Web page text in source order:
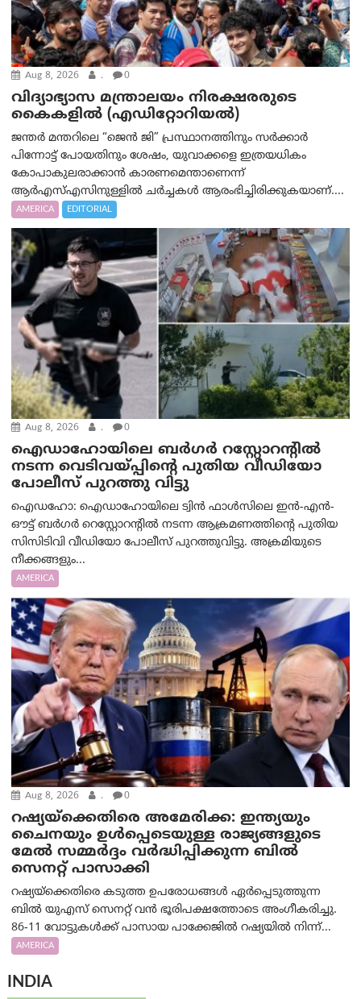
Aug 8, 2026 . 0
വിദ്യാഭ്യാസ മന്ത്രാലയം നിരക്ഷരരുടെ
കൈകളിൽ (എഡിറ്റോറിയല്‍)
ജന്തർ മന്തറിലെ “ജെൻ ജി” പ്രസ്ഥാനത്തിനും സർക്കാർ
പിന്നോട്ട് പോയതിനും ശേഷം, യുവാക്കളെ ഇത്രയധികം
കോപാകുലരാക്കാൻ കാരണമെന്താണെന്ന്
ആർ‌എസ്‌എസിനുള്ളിൽ ചർച്ചകൾ ആരംഭിച്ചിരിക്കുകയാണ്....
AMERICA EDITORIAL
Aug 8, 2026 . 0
ഐഡാഹോയിലെ ബർഗർ റസ്റ്റോറന്റിൽ
നടന്ന വെടിവയ്പ്പിന്റെ പുതിയ വീഡിയോ
പോലീസ് പുറത്തു വിട്ടു
ഐഡഹോ: ഐഡാഹോയിലെ ട്വിൻ ഫാൾസിലെ ഇൻ-എൻ-
ഔട്ട് ബർഗർ റെസ്റ്റോറന്റിൽ നടന്ന ആക്രമണത്തിന്റെ പുതിയ
സിസിടിവി വീഡിയോ പോലീസ് പുറത്തുവിട്ടു. അക്രമിയുടെ
നീക്കങ്ങളും...
AMERICA
Aug 8, 2026 . 0
റഷ്യയ്‌ക്കെതിരെ അമേരിക്ക: ഇന്ത്യയും
ചൈനയും ഉൾപ്പെടെയുള്ള രാജ്യങ്ങളുടെ
മേൽ സമ്മർദ്ദം വർദ്ധിപ്പിക്കുന്ന ബിൽ
സെനറ്റ് പാസാക്കി
റഷ്യയ്‌ക്കെതിരെ കടുത്ത ഉപരോധങ്ങൾ ഏർപ്പെടുത്തുന്ന
ബിൽ യുഎസ് സെനറ്റ് വൻ ഭൂരിപക്ഷത്തോടെ അംഗീകരിച്ചു.
86-11 വോട്ടുകൾക്ക് പാസായ പാക്കേജിൽ റഷ്യയിൽ നിന്ന്...
AMERICA
INDIA